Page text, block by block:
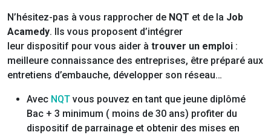
N’hésitez-pas à vous rapprocher de NQT et de la Job
Acamedy. Ils vous proposent d’intégrer
leur dispositif pour vous aider à trouver un emploi :
meilleure connaissance des entreprises, être préparé aux
entretiens d’embauche, développer son réseau…
Avec NQT vous pouvez en tant que jeune diplômé
Bac + 3 minimum ( moins de 30 ans) profiter du
dispositif de parrainage et obtenir des mises en